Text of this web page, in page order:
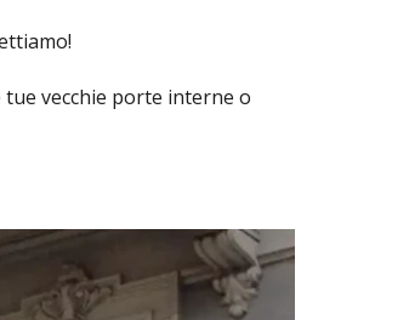
vecchie porte interne o